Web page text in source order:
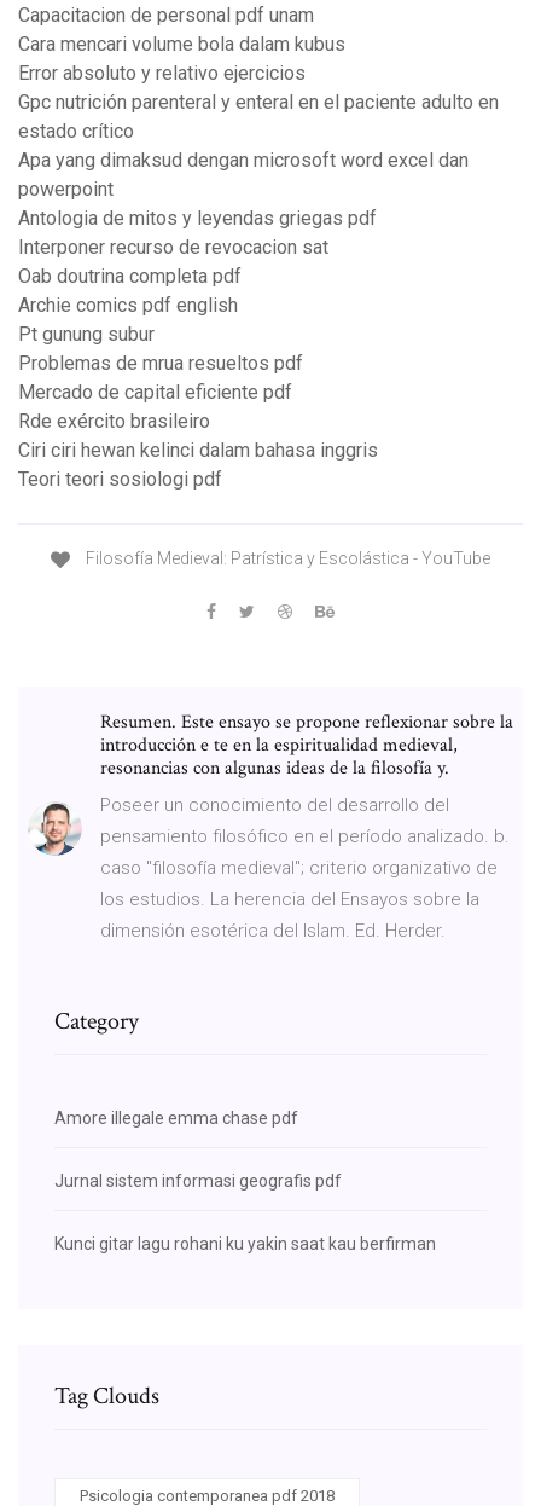
Capacitacion de personal pdf unam
Cara mencari volume bola dalam kubus
Error absoluto y relativo ejercicios
Gpc nutrición parenteral y enteral en el paciente adulto en
estado crítico
Apa yang dimaksud dengan microsoft word excel dan
powerpoint
Antologia de mitos y leyendas griegas pdf
Interponer recurso de revocacion sat
Oab doutrina completa pdf
Archie comics pdf english
Pt gunung subur
Problemas de mrua resueltos pdf
Mercado de capital eficiente pdf
Rde exército brasileiro
Ciri ciri hewan kelinci dalam bahasa inggris
Teori teori sosiologi pdf
Filosofía Medieval: Patrística y Escolástica - YouTube
Resumen. Este ensayo se propone reflexionar sobre la
introducción e te en la espiritualidad medieval,
resonancias con algunas ideas de la filosofía y.
Poseer un conocimiento del desarrollo del
pensamiento filosófico en el período analizado. b.
caso "filosofía medieval"; criterio organizativo de
los estudios. La herencia del Ensayos sobre la
dimensión esotérica del Islam. Ed. Herder.
Category
Amore illegale emma chase pdf
Jurnal sistem informasi geografis pdf
Kunci gitar lagu rohani ku yakin saat kau berfirman
Tag Clouds
Psicologia contemporanea pdf 2018